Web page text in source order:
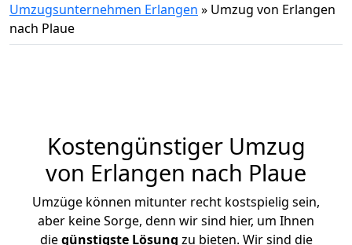
Umzugsunternehmen Erlangen » Umzug von Erlangen
nach Plaue
Kostengünstiger Umzug
von Erlangen nach Plaue
Umzüge können mitunter recht kostspielig sein,
aber keine Sorge, denn wir sind hier, um Ihnen
diegünstigste Lösung zu bieten. Wir sind die